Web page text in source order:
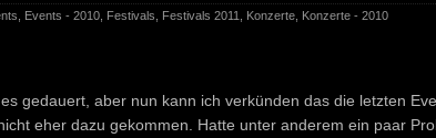
Events - 2010 Festivals Festivals 2011 Konzerte Konzerte - 2010
gedauert, aber nun kann ich verkünden das die letzten
eher dazu gekommen. Hatte unter anderem ein paar